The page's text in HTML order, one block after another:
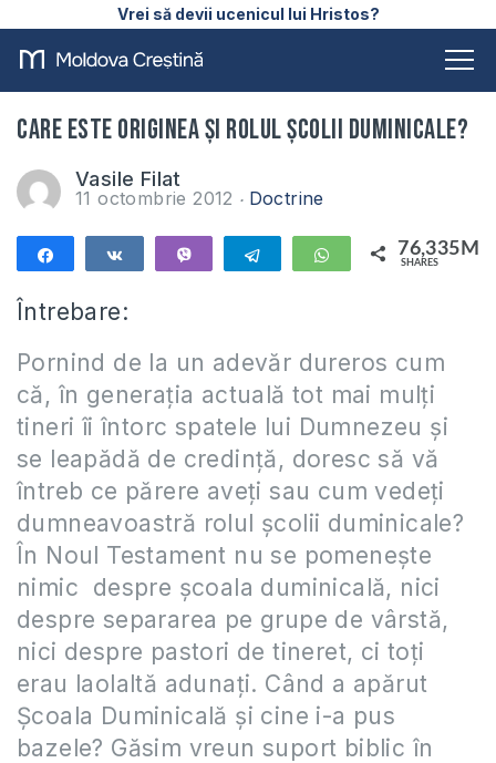
Vrei să devii ucenicul lui Hristos?
Care este originea și rolul Școlii Duminicale?
Vasile Filat
11 octombrie 2012 Doctrine
Share Share Telegram WhatsApp76,335M
SHARES
Întrebare:
Pornind de la un adevăr dureros cum
că, în generația actuală tot mai mulți
tineri îi întorc spatele lui Dumnezeu și
se leapădă de credință, doresc să vă
întreb ce părere aveți sau cum vedeți
dumneavoastră rolul școlii duminicale?
În Noul Testament nu se pomenește
nimic despre școala duminicală, nici
despre separarea pe grupe de vârstă,
nici despre pastori de tineret, ci toți
erau laolaltă adunați. Când a apărut
Școala Duminicală și cine i-a pus
bazele? Găsim vreun suport biblic în